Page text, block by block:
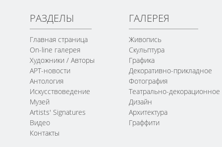
РАЗДЕЛЫ
Главная страница
On-line галерея
Художники / Авторы
АРТ-новости
Антология
Искусствоведение
Музей
Artists' Signatures
Видео
Контакты
ГАЛЕРЕЯ
Живопись
Скульптура
Графика
Декоративно-прикладное
Фотография
Театрально-декорационное
Дизайн
Архитектура
Граффити